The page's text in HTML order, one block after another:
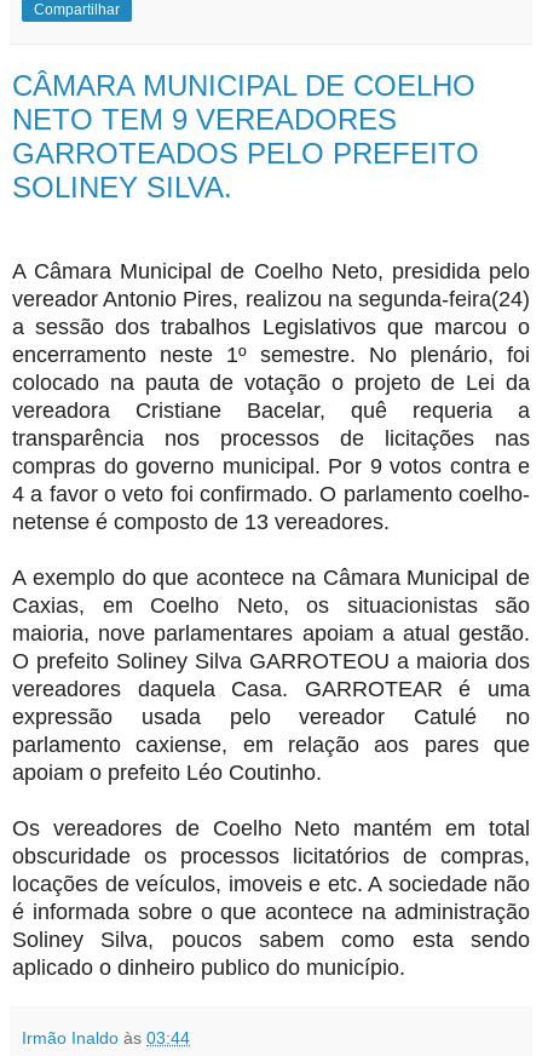
Compartilhar
CÂMARA MUNICIPAL DE COELHO
NETO TEM 9 VEREADORES
GARROTEADOS PELO PREFEITO
SOLINEY SILVA.
A Câmara Municipal de Coelho Neto, presidida pelo
vereador Antonio Pires, realizou na segunda-feira(24)
a sessão dos trabalhos Legislativos que marcou o
encerramento neste 1º semestre. No plenário, foi
colocado na pauta de votação o projeto de Lei da
vereadora Cristiane Bacelar, quê requeria a
transparência nos processos de licitações nas
compras do governo municipal. Por 9 votos contra e
4 a favor o veto foi confirmado. O parlamento coelho-
netense é composto de 13 vereadores.
A exemplo do que acontece na Câmara Municipal de
Caxias, em Coelho Neto, os situacionistas são
maioria, nove parlamentares apoiam a atual gestão.
O prefeito Soliney Silva GARROTEOU a maioria dos
vereadores daquela Casa. GARROTEAR é uma
expressão usada pelo vereador Catulé no
parlamento caxiense, em relação aos pares que
apoiam o prefeito Léo Coutinho.
Os vereadores de Coelho Neto mantém em total
obscuridade os processos licitatórios de compras,
locações de veículos, imoveis e etc. A sociedade não
é informada sobre o que acontece na administração
Soliney Silva, poucos sabem como esta sendo
aplicado o dinheiro publico do município.
Irmão Inaldo às 03:44